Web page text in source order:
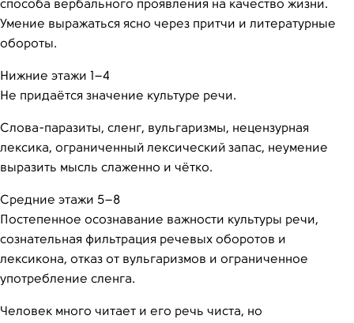
способа вербального проявления на качество жизни.
Умение выражаться ясно через притчи и литературные
обороты.
Нижние этажи 1–4
Не придаётся значение культуре речи.
Слова-паразиты, сленг, вульгаризмы, нецензурная
лексика, ограниченный лексический запас, неумение
выразить мысль слаженно и чётко.
Средние этажи 5–8
Постепенное осознавание важности культуры речи,
сознательная фильтрация речевых оборотов и
лексикона, отказ от вульгаризмов и ограниченное
употребление сленга.
Человек много читает и его речь чиста, но